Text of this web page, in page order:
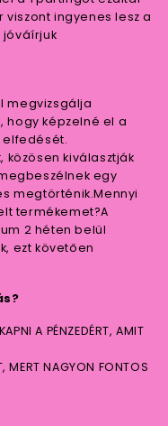
ingyenes lesz a
jóváírjuk
megvizsgálja
hogy képzelné el a
közösen kiválasztják
egy
megtörténik.Mennyi
termékemet?A
2 héten belül
ezt követően
A PÉNZEDÉRT, AMIT
MERT NAGYON FONTOS